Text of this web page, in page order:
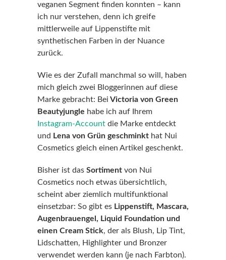
veganen Segment finden konnten – kann
ich nur verstehen, denn ich greife
mittlerweile auf Lippenstifte mit
synthetischen Farben in der Nuance
zurück.
Wie es der Zufall manchmal so will, haben
mich gleich zwei Bloggerinnen auf diese
Marke gebracht: Bei Victoria von Green
Beautyjungle habe ich auf Ihrem
Instagram-Account die Marke entdeckt
und Lena von Grün geschminkt hat Nui
Cosmetics gleich einen Artikel geschenkt.
Bisher ist das Sortiment von Nui
Cosmetics noch etwas übersichtlich,
scheint aber ziemlich multifunktional
einsetzbar: So gibt es Lippenstift, Mascara,
Augenbrauengel, Liquid Foundation und
einen Cream Stick, der als Blush, Lip Tint,
Lidschatten, Highlighter und Bronzer
verwendet werden kann (je nach Farbton).